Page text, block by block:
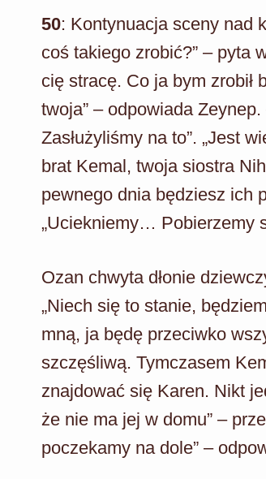
50: Kontynuacja sceny nad
coś takiego zrobić?” – pyta
cię stracę. Co ja bym zrobił
twoja” – odpowiada
Zasłużyliśmy na to”. „Jest
brat Kemal, twoja siostra
pewnego dnia będziesz ich
„Uciekniemy… Pobierzemy
Ozan chwyta dłonie
„Niech się to stanie,
mną, ja będę przeciwko
szczęśliwą. Tymczasem
znajdować się Karen. Nikt
że nie ma jej w domu” –
poczekamy na dole” –